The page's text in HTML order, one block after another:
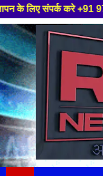
करे +91 97826
Skip
to
content